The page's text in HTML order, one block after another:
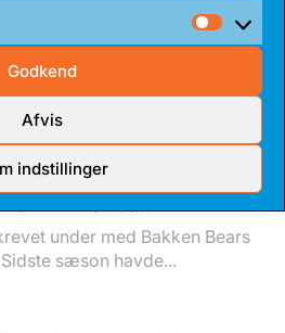
Godkend
Afvis
indstillinger
under med Bakken Bears
sæson havde...